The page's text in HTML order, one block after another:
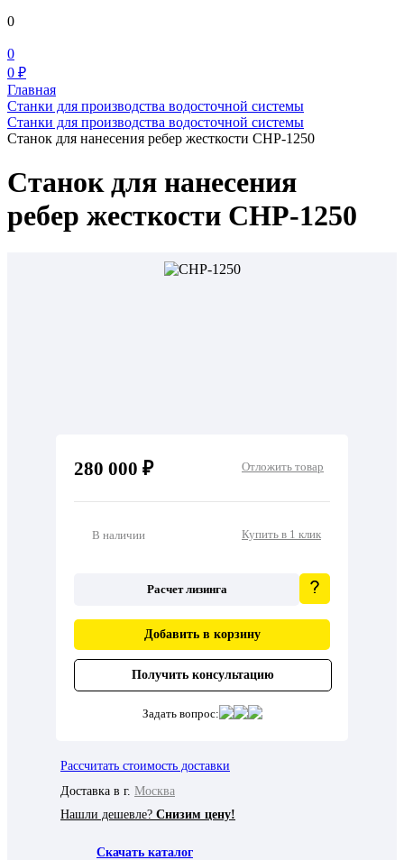
0
0
0 ₽
Главная
Станки для производства водосточной системы
Станки для производства водосточной системы
Станок для нанесения ребер жесткости СНР-1250
Станок для нанесения
ребер жесткости СНР-1250
280 000 ₽ Отложить товар
В наличии Купить в 1 клик
Расчет лизинга
Добавить в корзину
Получить консультацию
Задать вопрос:
Рассчитать стоимость доставки
Доставка в г. Москва
Нашли дешевле? Снизим цену!
Скачать каталог